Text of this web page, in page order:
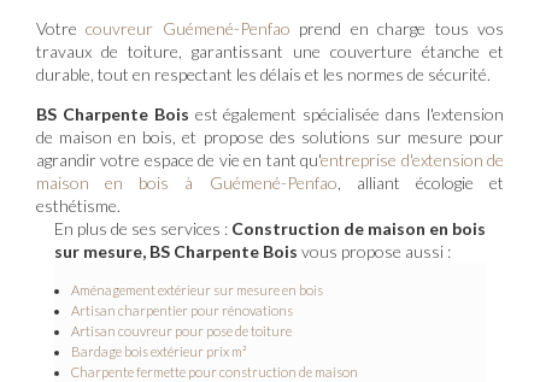
Votrecouvreur Guémené-Penfao prend en charge tous vos
travaux de toiture, garantissant une couverture étanche et
durable, tout en respectant les délais et les normes de sécurité.
BS Charpente Bois est également spécialisée dans l'extension
de maison en bois, et propose des solutions sur mesure pour
agrandir votre espace de vie en tant qu'entreprise d'extension de
maison en bois à Guémené-Penfao , alliant écologie et
esthétisme.
En plus de ses services : Construction de maison en bois
sur mesure, BS Charpente Bois vous propose aussi :
Aménagement extérieur sur mesure en bois
Artisan charpentier pour rénovations
Artisan couvreur pour pose de toiture
Bardage bois extérieur prix m²
Charpente fermette pour construction de maison